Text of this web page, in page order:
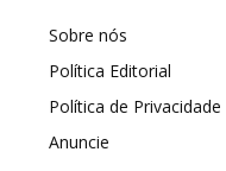
Sobre nós
Política Editorial
Política de Privacidade
Anuncie